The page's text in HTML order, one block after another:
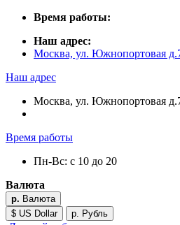
Время работы:
Наш адрес:
Москва, ул. Южнопортовая
Наш адрес
Москва, ул. Южнопортовая
Время работы
Пн-Вс: с 10 до 20
Валюта
р. Валюта
$ US Dollar
р. Рубль